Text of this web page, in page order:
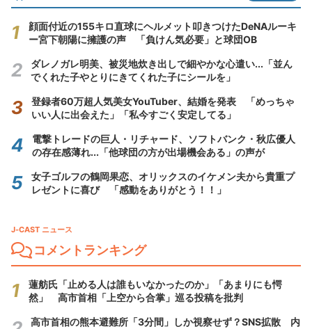
顔面付近の155キロ直球にヘルメット叩きつけたDeNAルーキ
ー宮下朝陽に擁護の声 「負けん気必要」と球団OB
ダレノガレ明美、被災地炊き出しで細やかな心遣い...「並ん
でくれた子やとりにきてくれた子にシールを」
登録者60万超人気美女YouTuber、結婚を発表 「めっちゃ
いい人に出会えた」「私今すごく安定してる」
電撃トレードの巨人・リチャード、ソフトバンク・秋広優人
の存在感薄れ...「他球団の方が出場機会ある」の声が
女子ゴルフの鶴岡果恋、オリックスのイケメン夫から貴重プ
レゼントに喜び 「感動をありがとう！！」
J-CAST ニュース
コメントランキング
蓮舫氏「止める人は誰もいなかったのか」「あまりにも愕
然」 高市首相「上空から合掌」巡る投稿を批判
高市首相の熊本避難所「3分間」しか視察せず？SNS拡散 内